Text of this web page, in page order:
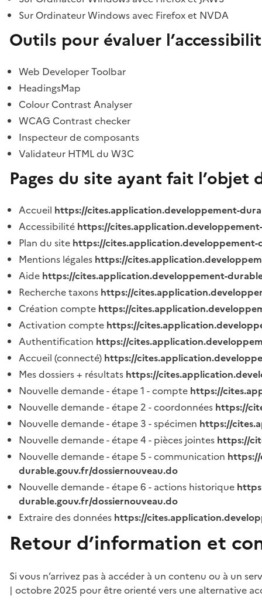
Sur Ordinateur Windows avec Firefox et NVDA
Outils pour évaluer
Web Developer Toolbar
HeadingsMap
Colour Contrast Analyser
WCAG Contrast checker
Inspecteur de composants
Validateur HTML du W3C
Pages du site ayant fait
Accueil https://cites.application.developpement-
Accessibilité https://
Plan du site https://
Mentions légales https://
Aide https://cites.application.developpement-
Recherche taxons https://
Création compte https://
Activation compte https://
Authentification https://
Accueil (connecté) https://
Mes dossiers + résultats https://
Nouvelle demande - étape 1 - compte https://
Nouvelle demande - étape 2 - coordonnées https://
Nouvelle demande - étape 3 - spécimen https://
Nouvelle demande - étape 4 - pièces jointes https://
Nouvelle demande - étape 5 - communication
durable.gouv.fr/dossiernouveau.do
Nouvelle demande - étape 6 - actions historique
durable.gouv.fr/dossiernouveau.do
Extraire des données https://
Retour d’information et
Si vous n’arrivez pas à accéder à un contenu ou à un
| octobre 2025 pour être orienté vers une alternative